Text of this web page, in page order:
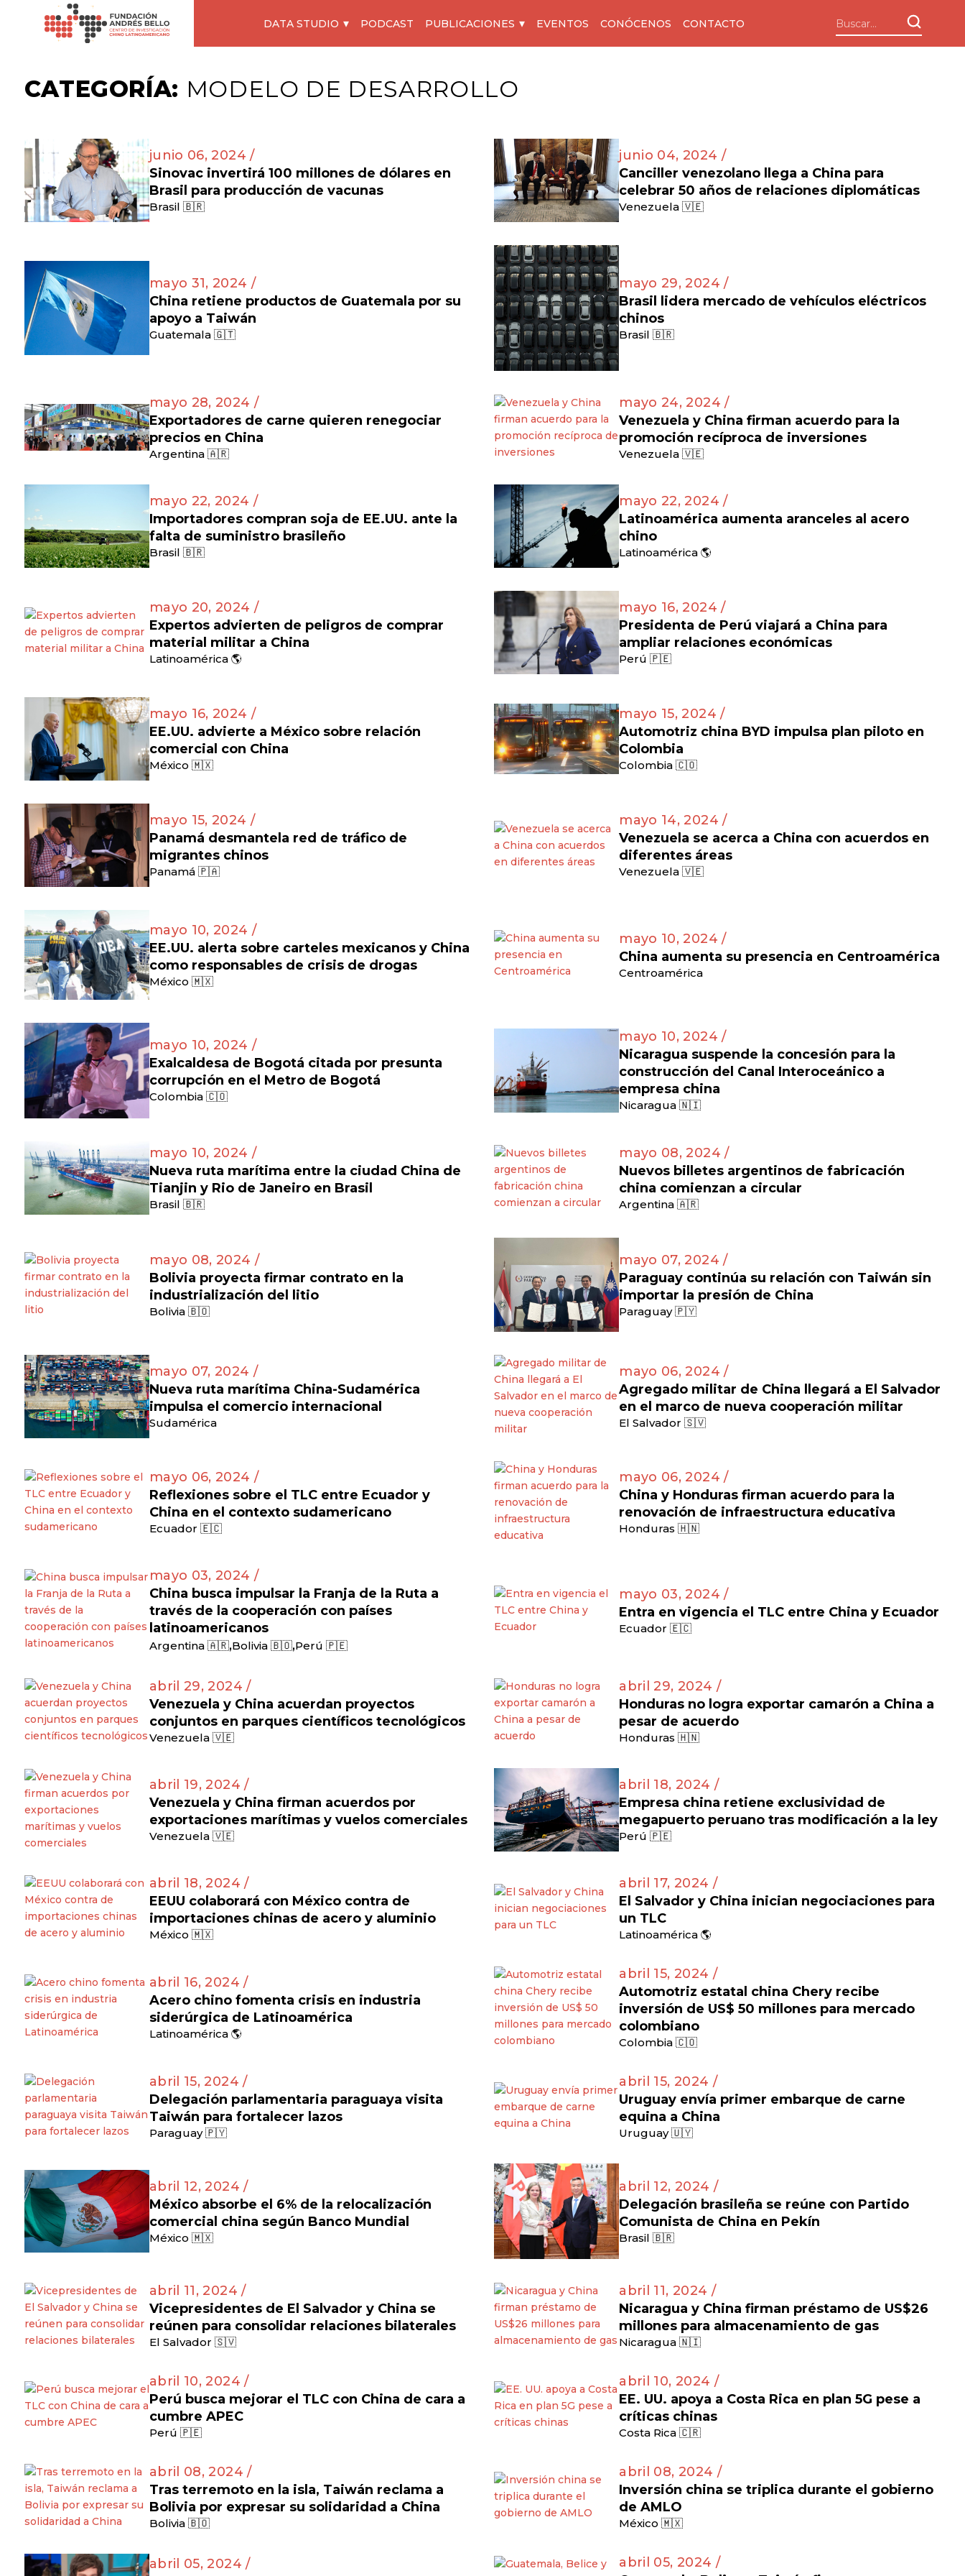
DATA STUDIO PODCAST PUBLICACIONES EVENTOS CONÓCENOS CONTACTO
CATEGORÍA: MODELO DE DESARROLLO
junio 06, 2024 /
Sinovac invertirá 100 millones de dólares en
Brasil para producción de vacunas
Brasil 🇧🇷
junio 04, 2024 /
Canciller venezolano llega a China para
celebrar 50 años de relaciones diplomáticas
Venezuela 🇻🇪
mayo 31, 2024 /
China retiene productos de Guatemala por su
apoyo a Taiwán
Guatemala 🇬🇹
mayo 29, 2024 /
Brasil lidera mercado de vehículos eléctricos
chinos
Brasil 🇧🇷
mayo 28, 2024 /
Exportadores de carne quieren renegociar
precios en China
Argentina 🇦🇷
mayo 24, 2024 /
Venezuela y China firman acuerdo para la
promoción recíproca de inversiones
Venezuela 🇻🇪
mayo 22, 2024 /
Importadores compran soja de EE.UU. ante la
falta de suministro brasileño
Brasil 🇧🇷
mayo 22, 2024 /
Latinoamérica aumenta aranceles al acero
chino
Latinoamérica 🌎
mayo 20, 2024 /
Expertos advierten de peligros de comprar
material militar a China
Latinoamérica 🌎
mayo 16, 2024 /
Presidenta de Perú viajará a China para
ampliar relaciones económicas
Perú 🇵🇪
mayo 16, 2024 /
EE.UU. advierte a México sobre relación
comercial con China
México 🇲🇽
mayo 15, 2024 /
Automotriz china BYD impulsa plan piloto en
Colombia
Colombia 🇨🇴
mayo 15, 2024 /
Panamá desmantela red de tráfico de
migrantes chinos
Panamá 🇵🇦
mayo 14, 2024 /
Venezuela se acerca a China con acuerdos en
diferentes áreas
Venezuela 🇻🇪
mayo 10, 2024 /
EE.UU. alerta sobre carteles mexicanos y China
como responsables de crisis de drogas
México 🇲🇽
mayo 10, 2024 /
China aumenta su presencia en Centroamérica
Centroamérica
mayo 10, 2024 /
Exalcaldesa de Bogotá citada por presunta
corrupción en el Metro de Bogotá
Colombia 🇨🇴
mayo 10, 2024 /
Nicaragua suspende la concesión para la
construcción del Canal Interoceánico a
empresa china
Nicaragua 🇳🇮
mayo 10, 2024 /
Nueva ruta marítima entre la ciudad China de
Tianjin y Rio de Janeiro en Brasil
Brasil 🇧🇷
mayo 08, 2024 /
Nuevos billetes argentinos de fabricación
china comienzan a circular
Argentina 🇦🇷
mayo 08, 2024 /
Bolivia proyecta firmar contrato en la
industrialización del litio
Bolivia 🇧🇴
mayo 07, 2024 /
Paraguay continúa su relación con Taiwán sin
importar la presión de China
Paraguay 🇵🇾
mayo 07, 2024 /
Nueva ruta marítima China-Sudamérica
impulsa el comercio internacional
Sudamérica
mayo 06, 2024 /
Agregado militar de China llegará a El Salvador
en el marco de nueva cooperación militar
El Salvador 🇸🇻
mayo 06, 2024 /
Reflexiones sobre el TLC entre Ecuador y
China en el contexto sudamericano
Ecuador 🇪🇨
mayo 06, 2024 /
China y Honduras firman acuerdo para la
renovación de infraestructura educativa
Honduras 🇭🇳
mayo 03, 2024 /
China busca impulsar la Franja de la Ruta a
través de la cooperación con países
latinoamericanos
Argentina 🇦🇷,Bolivia 🇧🇴,Perú 🇵🇪
mayo 03, 2024 /
Entra en vigencia el TLC entre China y Ecuador
Ecuador 🇪🇨
abril 29, 2024 /
Venezuela y China acuerdan proyectos
conjuntos en parques científicos tecnológicos
Venezuela 🇻🇪
abril 29, 2024 /
Honduras no logra exportar camarón a China a
pesar de acuerdo
Honduras 🇭🇳
abril 19, 2024 /
Venezuela y China firman acuerdos por
exportaciones marítimas y vuelos comerciales
Venezuela 🇻🇪
abril 18, 2024 /
Empresa china retiene exclusividad de
megapuerto peruano tras modificación a la ley
Perú 🇵🇪
abril 18, 2024 /
EEUU colaborará con México contra de
importaciones chinas de acero y aluminio
México 🇲🇽
abril 17, 2024 /
El Salvador y China inician negociaciones para
un TLC
Latinoamérica 🌎
abril 16, 2024 /
Acero chino fomenta crisis en industria
siderúrgica de Latinoamérica
Latinoamérica 🌎
abril 15, 2024 /
Automotriz estatal china Chery recibe
inversión de US$ 50 millones para mercado
colombiano
Colombia 🇨🇴
abril 15, 2024 /
Delegación parlamentaria paraguaya visita
Taiwán para fortalecer lazos
Paraguay 🇵🇾
abril 15, 2024 /
Uruguay envía primer embarque de carne
equina a China
Uruguay 🇺🇾
abril 12, 2024 /
México absorbe el 6% de la relocalización
comercial china según Banco Mundial
México 🇲🇽
abril 12, 2024 /
Delegación brasileña se reúne con Partido
Comunista de China en Pekín
Brasil 🇧🇷
abril 11, 2024 /
Vicepresidentes de El Salvador y China se
reúnen para consolidar relaciones bilaterales
El Salvador 🇸🇻
abril 11, 2024 /
Nicaragua y China firman préstamo de US$26
millones para almacenamiento de gas
Nicaragua 🇳🇮
abril 10, 2024 /
Perú busca mejorar el TLC con China de cara a
cumbre APEC
Perú 🇵🇪
abril 10, 2024 /
EE. UU. apoya a Costa Rica en plan 5G pese a
críticas chinas
Costa Rica 🇨🇷
abril 08, 2024 /
Tras terremoto en la isla, Taiwán reclama a
Bolivia por expresar su solidaridad a China
Bolivia 🇧🇴
abril 08, 2024 /
Inversión china se triplica durante el gobierno
de AMLO
México 🇲🇽
abril 05, 2024 /
abril 05, 2024 /